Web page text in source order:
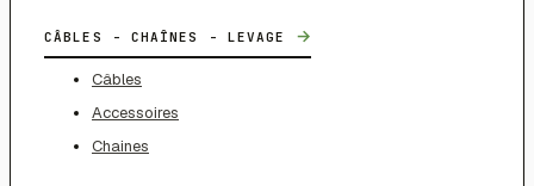
CÂBLES - CHAÎNES - LEVAGE →
Câbles
Accessoires
Chaines